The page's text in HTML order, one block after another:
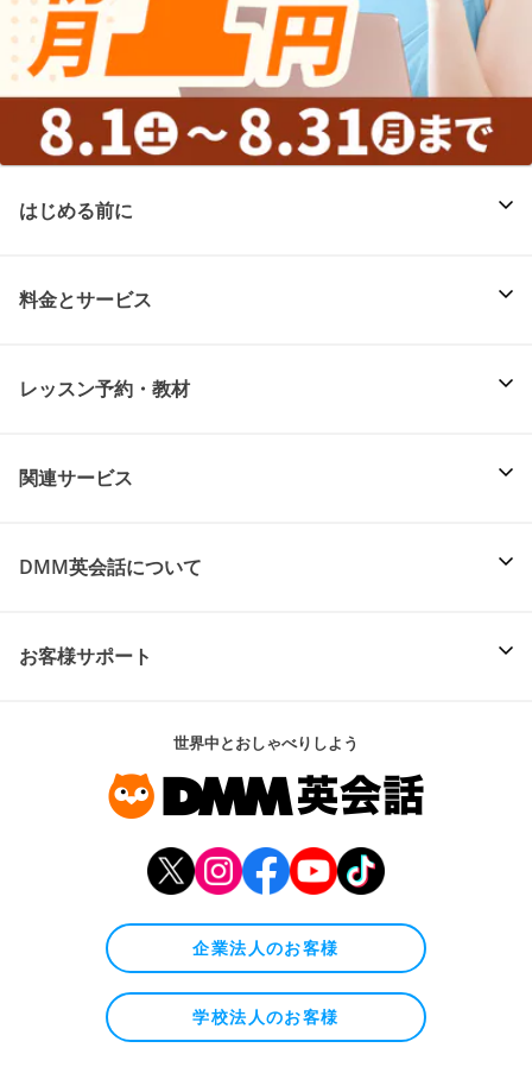
はじめる前に
料金とサービス
レッスン予約・教材
関連サービス
DMM英会話について
お客様サポート
世界中とおしゃべりしよう
企業法人のお客様
学校法人のお客様